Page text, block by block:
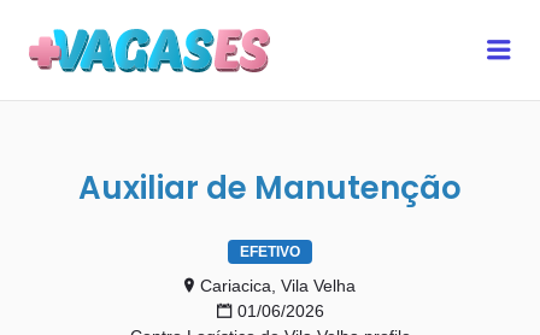
Auxiliar de Manutenção
EFETIVO
Cariacica, Vila Velha
01/06/2026